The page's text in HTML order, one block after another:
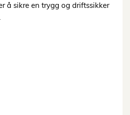
å sikre en trygg og driftssikker